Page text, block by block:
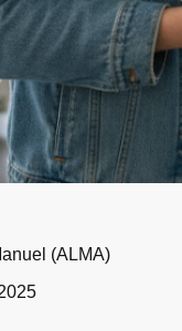
(ALMA)